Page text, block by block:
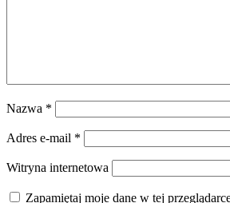
Nazwa *
Adres e-mail *
Witryna internetowa
Zapamiętaj moje dane w tej